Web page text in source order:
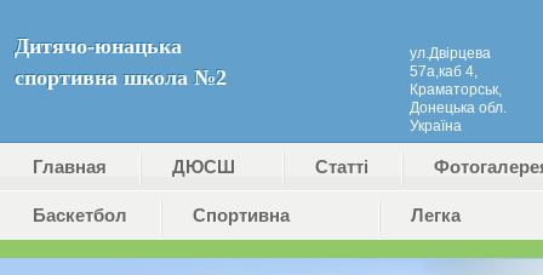
Дитячо-юнацька
спортивна школа №2
ул.Двірцева
57а,каб 4,
Краматорськ,
Донецька обл.
Україна
Главная ДЮСШ
№2
(ДЮКФП
Статті
Баскетбол Cпортивна
гімнастика
Легка
атлетика